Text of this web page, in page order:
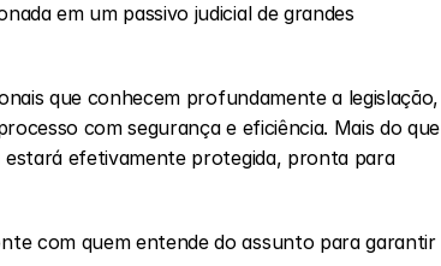
em um passivo judicial de grandes
que conhecem profundamente a legislação,
com segurança e eficiência. Mais do que
efetivamente protegida, pronta para
com quem entende do assunto para garantir